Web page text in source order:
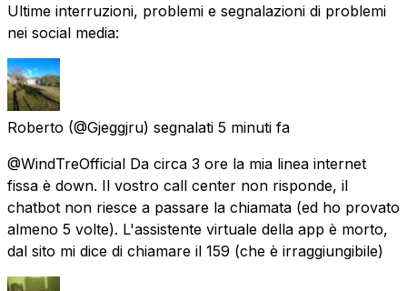
Ultime interruzioni, problemi e segnalazioni di problemi
nei social media:
Roberto (@Gjeggjru) segnalati 5 minuti fa
@WindTreOfficial Da circa 3 ore la mia linea internet
fissa è down. Il vostro call center non risponde, il
chatbot non riesce a passare la chiamata (ed ho provato
almeno 5 volte). L'assistente virtuale della app è morto,
dal sito mi dice di chiamare il 159 (che è irraggiungibile)